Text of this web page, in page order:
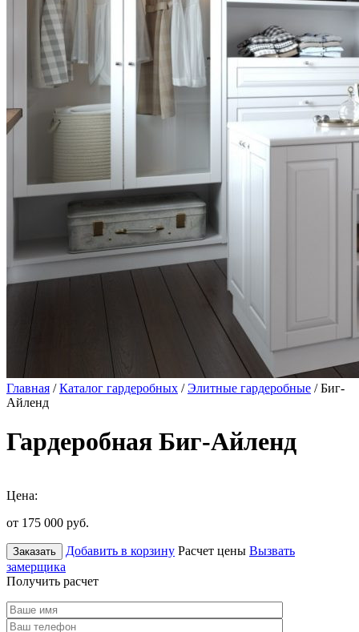
Главная /Каталог гардеробных /Элитные гардеробные / Биг-
Айленд
Гардеробная Биг-Айленд
Цена:
от 175 000 руб.
Заказать Добавить в корзину Расчет цены Вызвать
замерщика
Получить расчет